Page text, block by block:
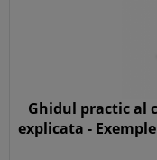
Ghidul practic al
explicata -